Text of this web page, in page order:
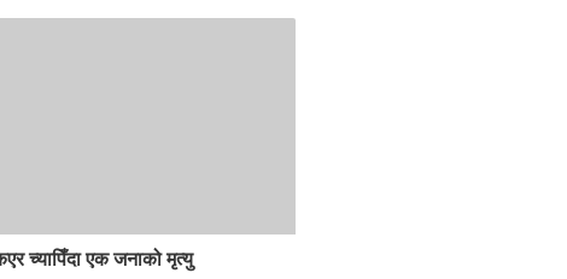
च्यापिँदा एक जनाको मृत्यु